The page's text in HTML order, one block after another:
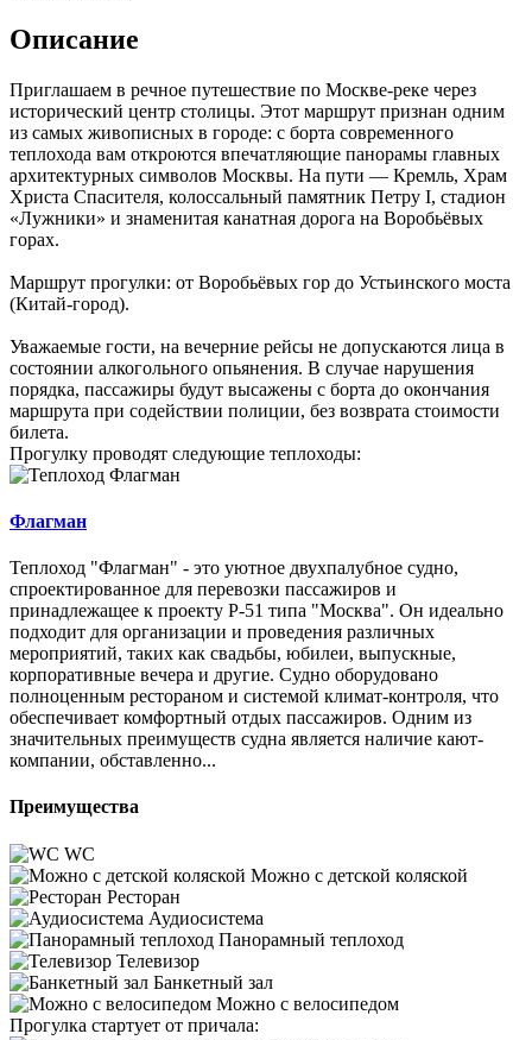
Описание
Приглашаем в речное путешествие по Москве-реке через
исторический центр столицы. Этот маршрут признан одним
из самых живописных в городе: с борта современного
теплохода вам откроются впечатляющие панорамы главных
архитектурных символов Москвы. На пути — Кремль, Храм
Христа Спасителя, колоссальный памятник Петру I, стадион
«Лужники» и знаменитая канатная дорога на Воробьёвых
горах.
Маршрут прогулки: от Воробьёвых гор до Устьинского моста
(Китай-город).
Уважаемые гости, на вечерние рейсы не допускаются лица в
состоянии алкогольного опьянения. В случае нарушения
порядка, пассажиры будут высажены с борта до окончания
маршрута при содействии полиции, без возврата стоимости
билета.
Прогулку проводят следующие теплоходы:
Флагман
Теплоход "Флагман" - это уютное двухпалубное судно,
спроектированное для перевозки пассажиров и
принадлежащее к проекту Р-51 типа "Москва". Он идеально
подходит для организации и проведения различных
мероприятий, таких как свадьбы, юбилеи, выпускные,
корпоративные вечера и другие. Судно оборудовано
полноценным рестораном и системой климат-контроля, что
обеспечивает комфортный отдых пассажиров. Одним из
значительных преимуществ судна является наличие кают-
компании, обставленно...
Преимущества
WC
Можно с детской коляской
Ресторан
Аудиосистема
Панорамный теплоход
Телевизор
Банкетный зал
Можно с велосипедом
Прогулка стартует от причала: